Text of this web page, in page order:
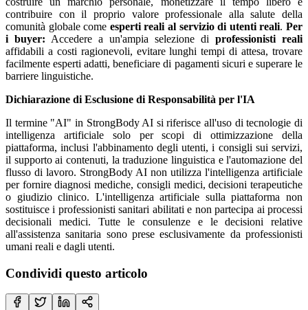
contribuire con il proprio valore professionale alla salute della
comunità globale come esperti reali al servizio di utenti reali.Per
i buyer: Accedere a un'ampia selezione di professionisti reali
affidabili a costi ragionevoli, evitare lunghi tempi di attesa, trovare
facilmente esperti adatti, beneficiare di pagamenti sicuri e superare le
barriere linguistiche.
Dichiarazione di Esclusione di Responsabilità per l'IA
Il termine "AI" in StrongBody AI si riferisce all'uso di tecnologie di
intelligenza artificiale solo per scopi di ottimizzazione della
piattaforma, inclusi l'abbinamento degli utenti, i consigli sui servizi,
il supporto ai contenuti, la traduzione linguistica e l'automazione del
flusso di lavoro. StrongBody AI non utilizza l'intelligenza artificiale
per fornire diagnosi mediche, consigli medici, decisioni terapeutiche
o giudizio clinico. L'intelligenza artificiale sulla piattaforma non
sostituisce i professionisti sanitari abilitati e non partecipa ai processi
decisionali medici. Tutte le consulenze e le decisioni relative
all'assistenza sanitaria sono prese esclusivamente da professionisti
umani reali e dagli utenti.
Condividi questo articolo